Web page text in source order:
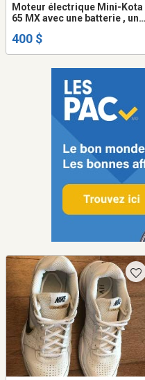
Moteur électrique Mini-Kota
65 MX avec une batterie , une
sécuritaire
400 $